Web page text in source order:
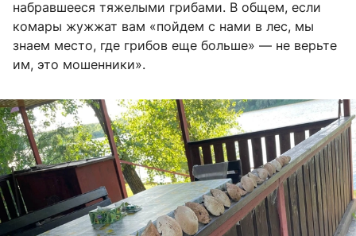
набравшееся тяжелыми грибами. В общем, если
комары жужжат вам «пойдем с нами в лес, мы
знаем место, где грибов еще больше» — не верьте
им, это мошенники».